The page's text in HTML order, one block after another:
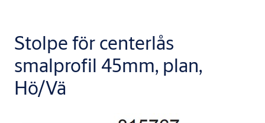
Stolpe för centerlås
smalprofil 45mm, plan,
Hö/Vä